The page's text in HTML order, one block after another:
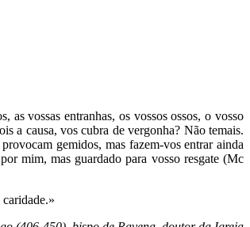
vossas entranhas, os vossos ossos, o vosso
a causa, vos cubra de vergonha? Não temais.
gemidos, mas fazem-vos entrar ainda
mim, mas guardado para vosso resgate (Mc